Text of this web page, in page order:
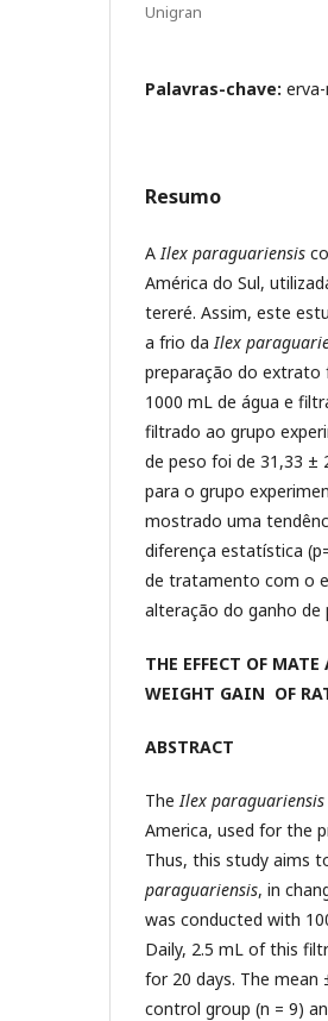
Unigran
Palavras-chave:
Resumo
AIlex paraguariensis
América do Sul,
tereré. Assim, este
a frio daIlex
preparação do extrato
1000 mL de água e
filtrado ao grupo
de peso foi de 31,33 ±
para o grupo
mostrado uma
diferença estatística
de tratamento com o
alteração do ganho de
THE EFFECT OF
WEIGHT GAIN OF
ABSTRACT
TheIlex paraguariensis
America, used for the
Thus, this study aims
paraguariensis, in
was conducted with
Daily, 2.5 mL of this
for 20 days. The mean
control group (n = 9)